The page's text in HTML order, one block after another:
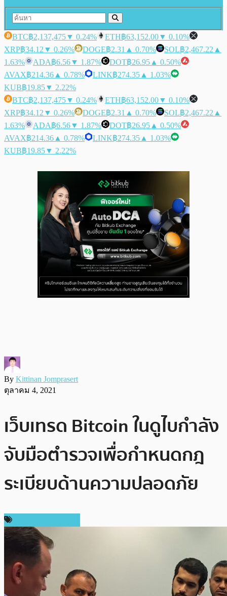
BTC฿2,137,475▼ 0.24% ETH฿63,152.00▼ 0.10%
XRP฿34.12 ▼ 0.26% DOGE฿2.31 ▲ 0.70% SOL฿2,467.22 ▲
1.63%
ADA฿6.56▼ 1.87% DOT฿26.95 ▲ 0.50%
AVAX฿214.36 ▲ 0.78% LINK฿274.35 ▲ 1.03%
KUB฿19.85▼ 2.22%
BTC฿2,137,475▼ 0.24% ETH฿63,152.00▼ 0.10%
XRP฿34.12 ▼ 0.26% DOGE฿2.31 ▲ 0.70% SOL฿2,467.22 ▲
1.63%
ADA฿6.56▼ 1.87% DOT฿26.95 ▲ 0.50%
AVAX฿214.36 ▲ 0.78% LINK฿274.35 ▲ 1.03%
KUB฿19.85▼ 2.22%
By Kittinan Jomprasert
ตุลาคม 4, 2021
เว็บเทรด Bitcoin ในดูไบกำลัง
จับมือตำรวจเพื่อกำหนดกฎ
ระเบียบด้านความปลอดภัย